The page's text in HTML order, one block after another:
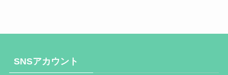
SNSアカウント